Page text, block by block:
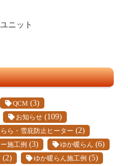
ニット
QCM (3)
お知らせ (109)
ら・雪庇防止ヒーター (2)
施工例 (3) ゆか暖らん (6)
(2) ゆか暖らん施工例 (5)